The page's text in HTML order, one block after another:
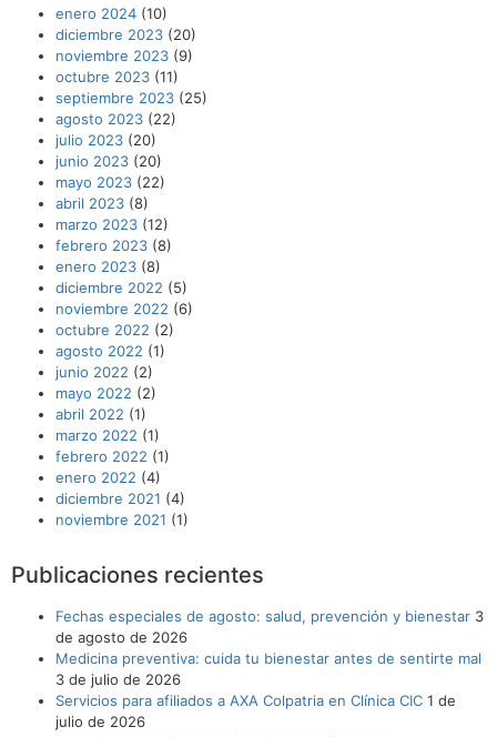
enero 2024 (10)
diciembre 2023 (20)
noviembre 2023 (9)
octubre 2023 (11)
septiembre 2023 (25)
agosto 2023 (22)
julio 2023 (20)
junio 2023 (20)
mayo 2023 (22)
abril 2023 (8)
marzo 2023 (12)
febrero 2023 (8)
enero 2023 (8)
diciembre 2022 (5)
noviembre 2022 (6)
octubre 2022 (2)
agosto 2022 (1)
junio 2022 (2)
mayo 2022 (2)
abril 2022 (1)
marzo 2022 (1)
febrero 2022 (1)
enero 2022 (4)
diciembre 2021 (4)
noviembre 2021 (1)
Publicaciones recientes
Fechas especiales de agosto: salud, prevención y bienestar 3
de agosto de 2026
Medicina preventiva: cuida tu bienestar antes de sentirte mal
3 de julio de 2026
Servicios para afiliados a AXA Colpatria en Clínica CIC 1 de
julio de 2026